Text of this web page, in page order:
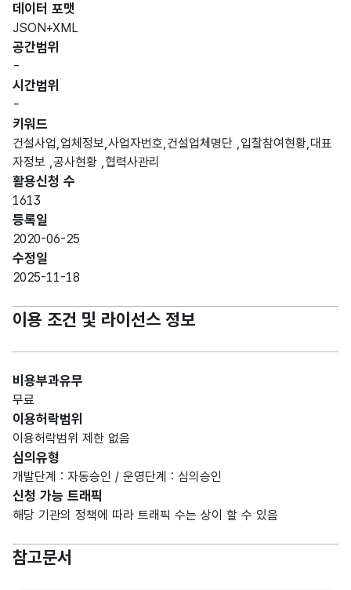
데이터 포맷
JSON+XML
공간범위
-
시간범위
-
키워드
건설사업,업체정보,사업자번호,건설업체명단 ,입찰참여현황,대표
자정보 ,공사현황 ,협력사관리
활용신청 수
1613
등록일
2020-06-25
수정일
2025-11-18
이용 조건 및 라이선스 정보
비용부과유무
무료
이용허락범위
이용허락범위 제한 없음
심의유형
개발단계 : 자동승인 / 운영단계 : 심의승인
신청 가능 트래픽
해당 기관의 정책에 따라 트래픽 수는 상이 할 수 있음
참고문서